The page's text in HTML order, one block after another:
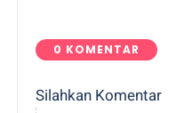
0 KOMENTAR
Silahkan Komentar